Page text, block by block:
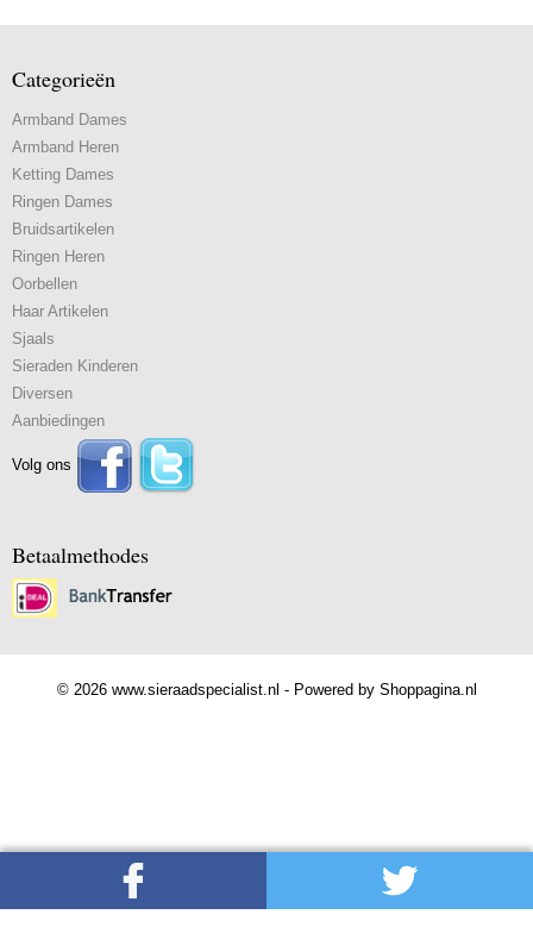
Categorieën
Armband Dames
Armband Heren
Ketting Dames
Ringen Dames
Bruidsartikelen
Ringen Heren
Oorbellen
Haar Artikelen
Sjaals
Sieraden Kinderen
Diversen
Aanbiedingen
Volg ons
Betaalmethodes
© 2026 www.sieraadspecialist.nl - Powered by Shoppagina.nl